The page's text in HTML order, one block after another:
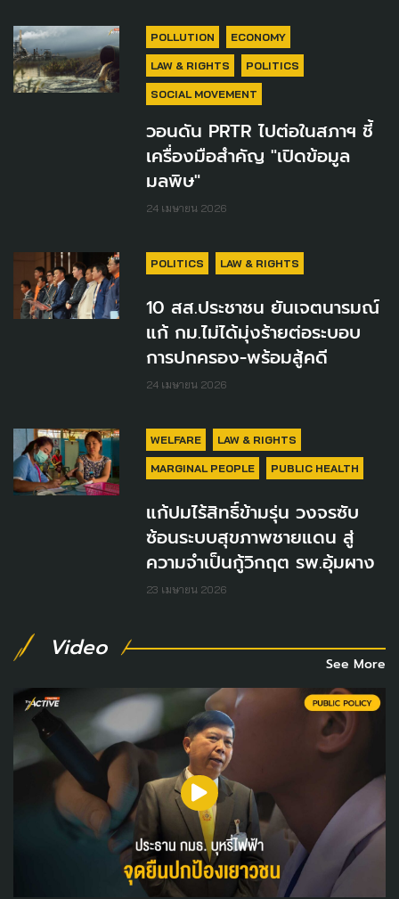
POLLUTION ECONOMY
LAW & RIGHTS POLITICS
SOCIAL MOVEMENT
วอนดัน PRTR ไปต่อในสภาฯ ชี้
เครื่องมือสำคัญ "เปิดข้อมูล
มลพิษ"
24 เมษายน 2026
POLITICS LAW & RIGHTS
10 สส.ประชาชน ยันเจตนารมณ์
แก้ กม.ไม่ได้มุ่งร้ายต่อระบอบ
การปกครอง-พร้อมสู้คดี
24 เมษายน 2026
WELFARE LAW & RIGHTS
MARGINAL PEOPLE PUBLIC HEALTH
แก้ปมไร้สิทธิ์ข้ามรุ่น วงจรซับ
ซ้อนระบบสุขภาพชายแดน สู่
ความจำเป็นกู้วิกฤต รพ.อุ้มผาง
23 เมษายน 2026
Video
See More